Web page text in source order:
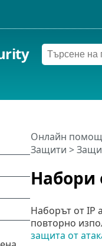
Набори
Онлайн помощ
Защити >
Наборът от IP
повторно
защита от